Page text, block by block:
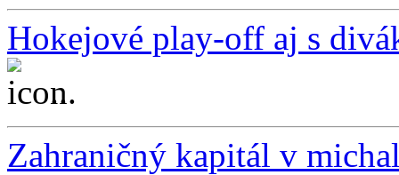
Hokejové play-off aj s
...
Zahraničný kapitál v